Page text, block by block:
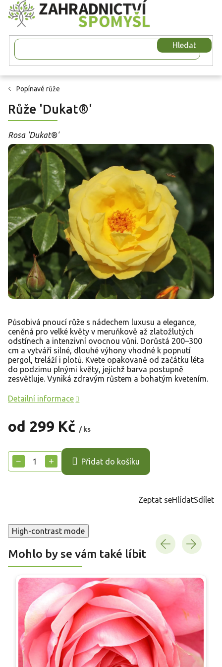
Přejít
na
obsah
Hledat
Popínavé růže
Růže 'Dukat®'
Rosa 'Dukat®'
od 299 Kč / ks
cena:
+
− Přidat do košíku
Působivá pnoucí růže s nádechem luxusu a elegance,
ceněná pro velké květy v meruňkově až zlatožlutých
odstínech a intenzivní ovocnou vůni. Dorůstá 200–300
cm a vytváří silné, dlouhé výhony vhodné k popnutí
pergol, treláží i plotů. Kvete opakovaně od začátku léta
do podzimu plnými květy, jejichž barva postupně
zesvětluje. Vyniká zdravým růstem a bohatým kvetením.
Detailní informace
Zeptat seHlídatSdílet
High-contrast mode
Mohlo by se vám také líbit